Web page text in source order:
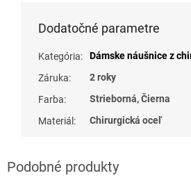
Dodatočné parametre
Kategória:
Dámske náušnice z
Záruka:
2 roky
Farba:
Strieborná, Čierna
Materiál : Chirurgická oceľ